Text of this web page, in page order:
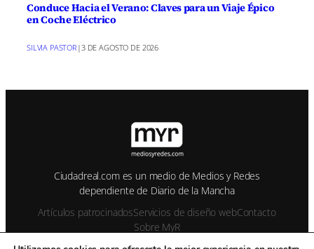
Conduce Hacia el Verano: Claves para un Viaje Épico
en Coche Eléctrico
SILVIA PASTOR |3 DE AGOSTO DE 2026
Ciudadreal.com es un medio de Medios y Redes
dependiente de Diario de la Mancha
Artículos patrocinadosServicios de diseño webContacto
Sobre MyR